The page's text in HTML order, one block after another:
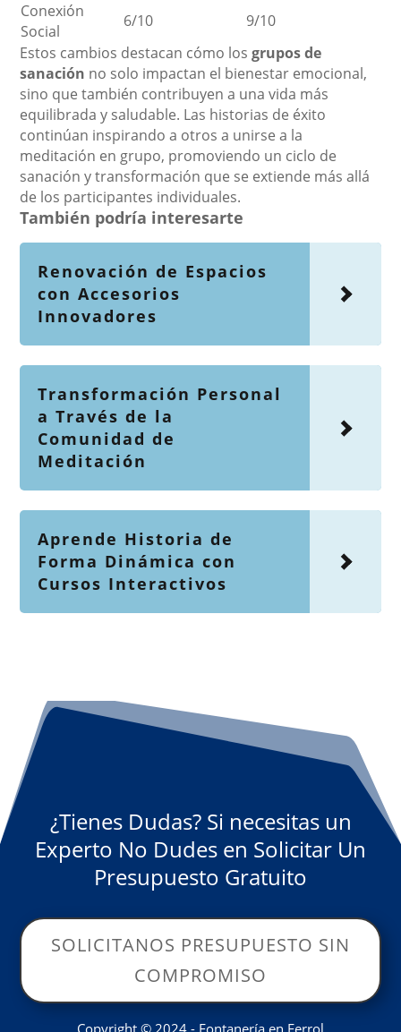
Conexión
Social
6/10
9/10
Estos cambios destacan cómo losgrupos de
sanación no solo impactan el bienestar emocional,
sino que también contribuyen a una vida más
equilibrada y saludable. Las historias de éxito
continúan inspirando a otros a unirse a la
meditación en grupo, promoviendo un ciclo de
sanación y transformación que se extiende más allá
de los participantes individuales.
También podría interesarte
Renovación de Espacios
con Accesorios
Innovadores
Transformación Personal
a Través de la
Comunidad de
Meditación
Aprende Historia de
Forma Dinámica con
Cursos Interactivos
¿Tienes Dudas? Si necesitas un
Experto No Dudes en Solicitar Un
Presupuesto Gratuito
SOLICITANOS PRESUPUESTO SIN
COMPROMISO